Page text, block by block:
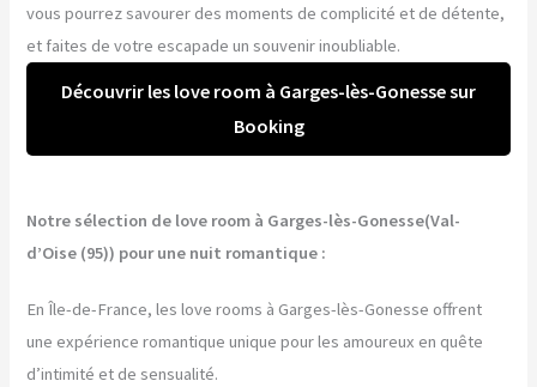
vous pourrez savourer des moments de complicité et de détente,
et faites de votre escapade un souvenir inoubliable.
Découvrir les love room à Garges-lès-Gonesse sur
Booking
Notre sélection de love room à Garges-lès-Gonesse(Val-
d’Oise (95)) pour une nuit romantique :
En Île-de-France, les love rooms à Garges-lès-Gonesse offrent
une expérience romantique unique pour les amoureux en quête
d’intimité et de sensualité.